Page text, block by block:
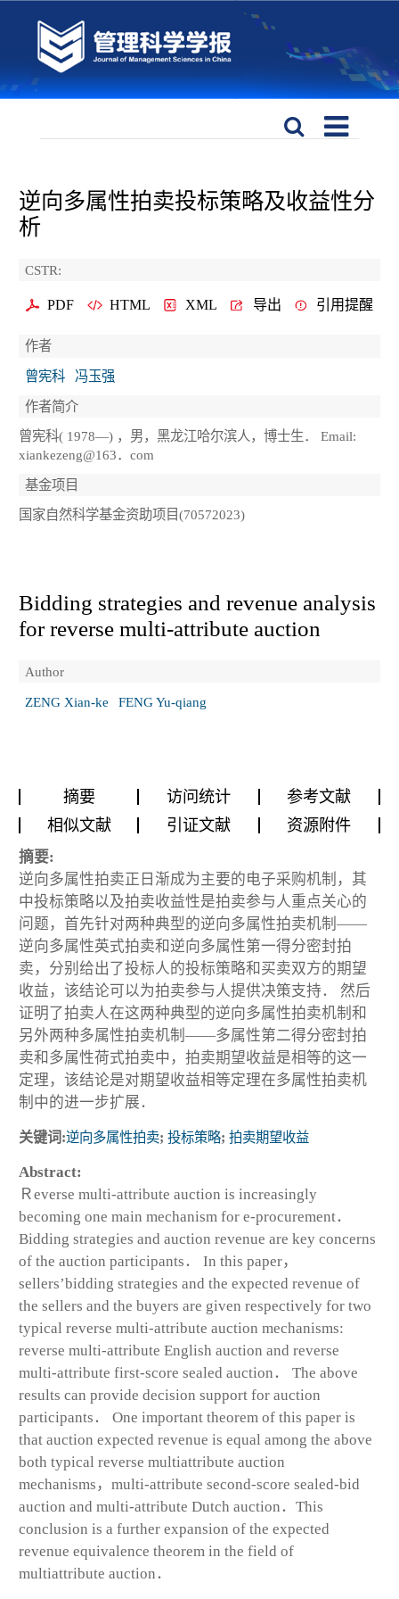
逆向多属性拍卖投标策略及收益性分
析
CSTR:
PDF HTML XML 导出 引用提醒
作者
曾宪科
冯玉强
作者简介
曾宪科( 1978—) ，男，黑龙江哈尔滨人，博士生． Email:
xiankezeng@163．com
基金项目
国家自然科学基金资助项目(70572023)
Bidding strategies and revenue analysis
for reverse multi-attribute auction
Author
ZENG Xian-ke
FENG Yu-qiang
摘要 访问统计
参考文献
相似文献
引证文献 资源附件
摘要:
逆向多属性拍卖正日渐成为主要的电子采购机制，其
中投标策略以及拍卖收益性是拍卖参与人重点关心的
问题，首先针对两种典型的逆向多属性拍卖机制——
逆向多属性英式拍卖和逆向多属性第一得分密封拍
卖，分别给出了投标人的投标策略和买卖双方的期望
收益，该结论可以为拍卖参与人提供决策支持． 然后
证明了拍卖人在这两种典型的逆向多属性拍卖机制和
另外两种多属性拍卖机制——多属性第二得分密封拍
卖和多属性荷式拍卖中，拍卖期望收益是相等的这一
定理，该结论是对期望收益相等定理在多属性拍卖机
制中的进一步扩展．
关键词:逆向多属性拍卖; 投标策略; 拍卖期望收益
Abstract:
Ｒeverse multi-attribute auction is increasingly
becoming one main mechanism for e-procurement．
Bidding strategies and auction revenue are key concerns
of the auction participants． In this paper，
sellers’bidding strategies and the expected revenue of
the sellers and the buyers are given respectively for two
typical reverse multi-attribute auction mechanisms:
reverse multi-attribute English auction and reverse
multi-attribute first-score sealed auction． The above
results can provide decision support for auction
participants． One important theorem of this paper is
that auction expected revenue is equal among the above
both typical reverse multiattribute auction
mechanisms，multi-attribute second-score sealed-bid
auction and multi-attribute Dutch auction．This
conclusion is a further expansion of the expected
revenue equivalence theorem in the field of
multiattribute auction．